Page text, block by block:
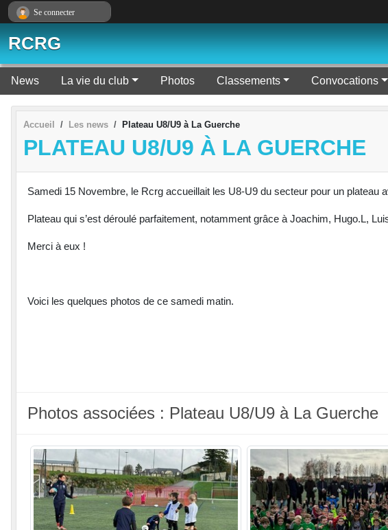
RCRG
News La vie du club Photos Classements Convocations
Accueil Les news Plateau U8/U9 à La Guerche
PLATEAU U8/U9 À LA GUERCHE
Samedi 15 Novembre, le Rcrg accueillait les U8-U9 du secteur pour un plateau
Plateau qui s’est déroulé parfaitement, notamment grâce à Joachim, Hugo.L,
Merci à eux !
Voici les quelques photos de ce samedi matin.
Photos associées : Plateau U8/U9 à La Guerche
Se connecter
Panneau de gestion des cookies